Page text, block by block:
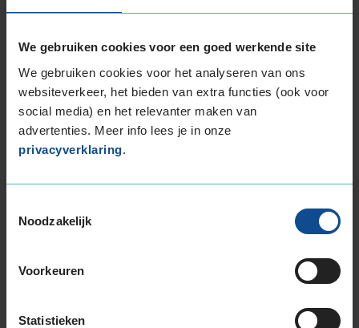
We gebruiken cookies voor een goed werkende site
We gebruiken cookies voor het analyseren van ons
websiteverkeer, het bieden van extra functies (ook voor
social media) en het relevanter maken van
advertenties. Meer info lees je in onze
privacyverklaring.
Noodzakelijk
Voorkeuren
Statistieken
of
3
Beschikbare bandenmaten
16-inch banden
195/55R16 91V EXTRALOAD
195/60R16 93V EXTRALOAD
205/55R16 91V